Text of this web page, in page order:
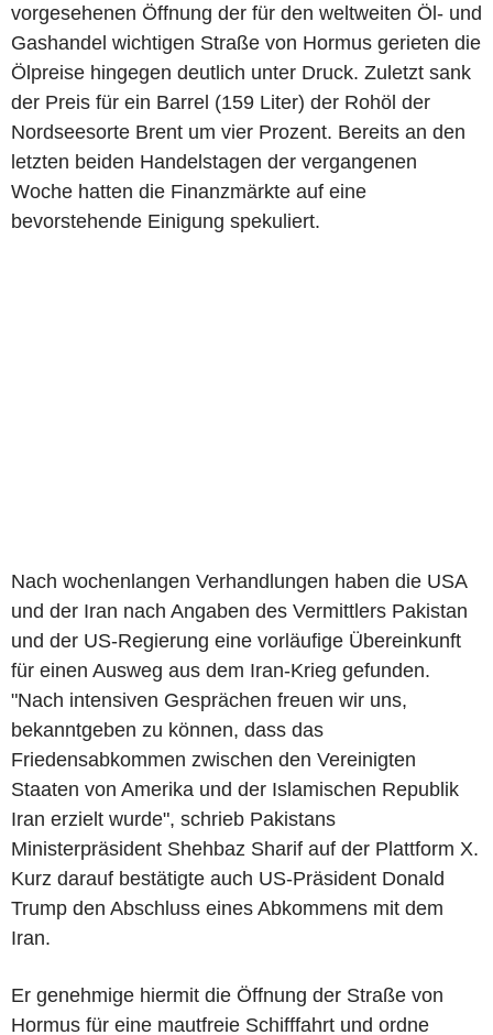
vorgesehenen Öffnung der für den weltweiten Öl- und
Gashandel wichtigen Straße von Hormus gerieten die
Ölpreise hingegen deutlich unter Druck. Zuletzt sank
der Preis für ein Barrel (159 Liter) der Rohöl der
Nordseesorte Brent um vier Prozent. Bereits an den
letzten beiden Handelstagen der vergangenen
Woche hatten die Finanzmärkte auf eine
bevorstehende Einigung spekuliert.
Nach wochenlangen Verhandlungen haben die USA
und der Iran nach Angaben des Vermittlers Pakistan
und der US-Regierung eine vorläufige Übereinkunft
für einen Ausweg aus dem Iran-Krieg gefunden.
"Nach intensiven Gesprächen freuen wir uns,
bekanntgeben zu können, dass das
Friedensabkommen zwischen den Vereinigten
Staaten von Amerika und der Islamischen Republik
Iran erzielt wurde", schrieb Pakistans
Ministerpräsident Shehbaz Sharif auf der Plattform X.
Kurz darauf bestätigte auch US-Präsident Donald
Trump den Abschluss eines Abkommens mit dem
Iran.
Er genehmige hiermit die Öffnung der Straße von
Hormus für eine mautfreie Schifffahrt und ordne